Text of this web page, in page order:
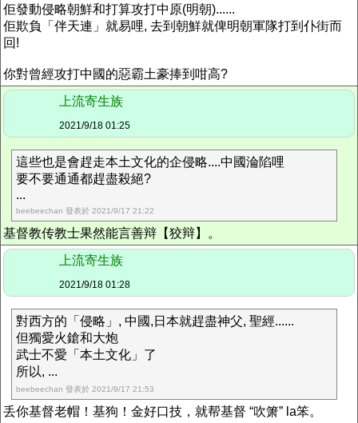
佢發動侵略朝鮮和打算攻打中原(明朝)......
佢欺負「伴天連」就易哩, 去到朝鮮就俾明朝軍隊打到仆街而
回!
你對曾經攻打中國的惡霸土豪捧到咁高?
上流寄生族
2021/9/18 01:25
這些也是會趕走本土文化的企侵略....中國淪陷哩
要不要通通都趕盡殺絕?
...
beebeechan 發表於 2021/9/17 21:22
基督教传教士果然能言善辩【狡辩】。
上流寄生族
2021/9/18 01:28
對西方的「侵略」, 中國,日本就趕盡神父, 聖經......
但獨愛火鎗和大炮
武士不愛「本土文化」了
所以, ...
beebeechan 發表於 2021/9/17 21:53
丢你基督老帽！基狗！金好口技，就帮基督 “吹箫” la笨。